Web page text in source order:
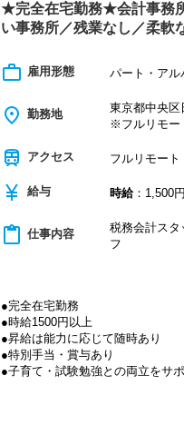
＜成長中の税理士法人＞
・全国14拠点で事業展開
・会計・税務・財務・労務まで対
・専門家が在籍しワンストップ支援
＜学びを後押し＞
・書籍購入費／研修費は全額会社
・隔月で税法・実務の学習会あり
・資格取得を目指す社員が多数
＜募集の背景＞
・組織力強化に向けた採用
・将来の中核人材を募集
A. 幅広い業務を経験できる点に魅
Q. 実際に働いてみてどうですか？
A. さまざまな業務を任せてもら
Q. 職場の雰囲気は？
★完全在宅勤務★会計事務
い事務所／残業なし／柔
work_outline 雇用形態 パート・アル
place 勤務地
東京都中央区
※フルリモー
train アクセス フルリモート
currency_yen 給与 時給：1,500
content_paste 仕事内容
税務会計スタ
フ
●完全在宅勤務
●時給1500円以上
●昇給は能力に応じて随時あり
●特別手当・賞与あり
●子育て・試験勉強との両立をサ